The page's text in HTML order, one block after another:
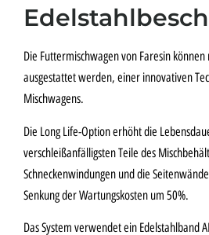
Die Futtermischwagen von Faresin
ausgestattet werden, einer innovativen
Mischwagens.
Die Long Life-Option erhöht die
verschleißanfälligsten Teile des
Schneckenwindungen und die
Senkung der Wartungskosten um 50%.
Das System verwendet ein Edelstahlband